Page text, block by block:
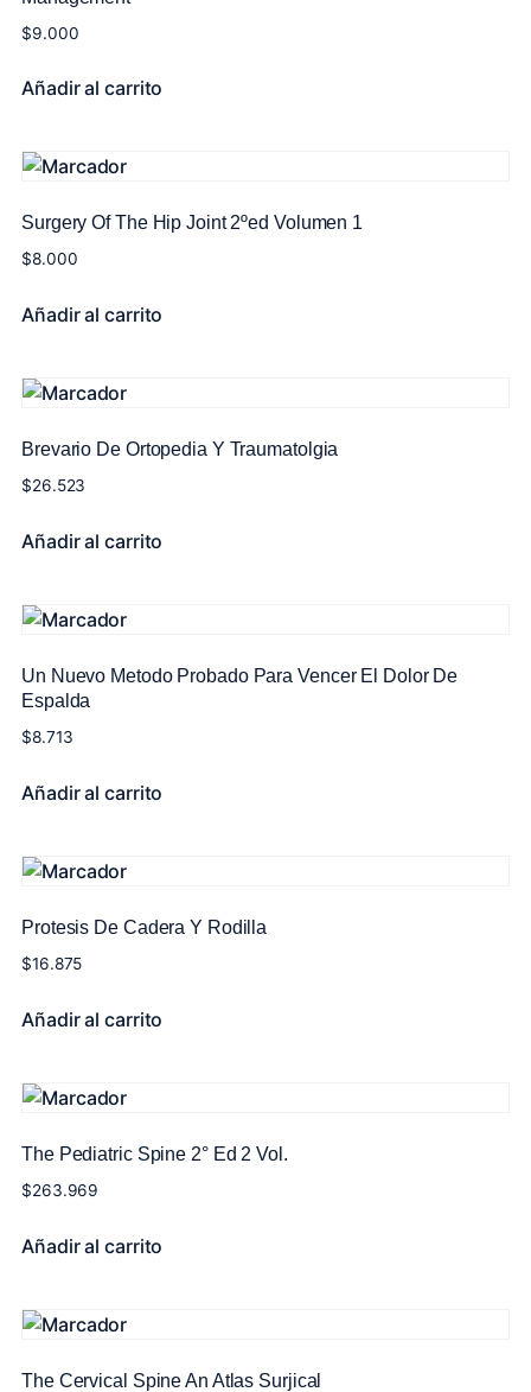
$9.000
Añadir al carrito
Surgery Of The Hip Joint 2ºed Volumen 1
$8.000
Añadir al carrito
Brevario De Ortopedia Y Traumatolgia
$26.523
Añadir al carrito
Un Nuevo Metodo Probado Para Vencer El Dolor De
Espalda
$8.713
Añadir al carrito
Protesis De Cadera Y Rodilla
$16.875
Añadir al carrito
The Pediatric Spine 2° Ed 2 Vol.
$263.969
Añadir al carrito
The Cervical Spine An Atlas Surjical